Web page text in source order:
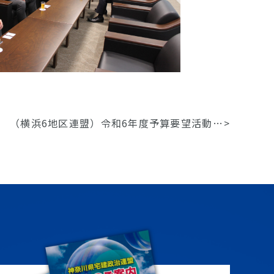
（横浜6地区連盟）令和6年度予算要望活動について（2） >